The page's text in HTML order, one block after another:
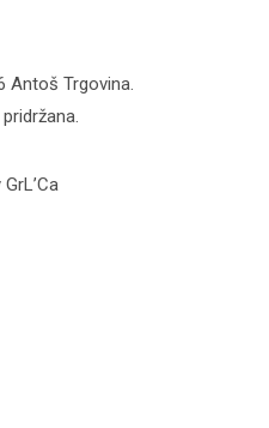
Antoš Trgovina.